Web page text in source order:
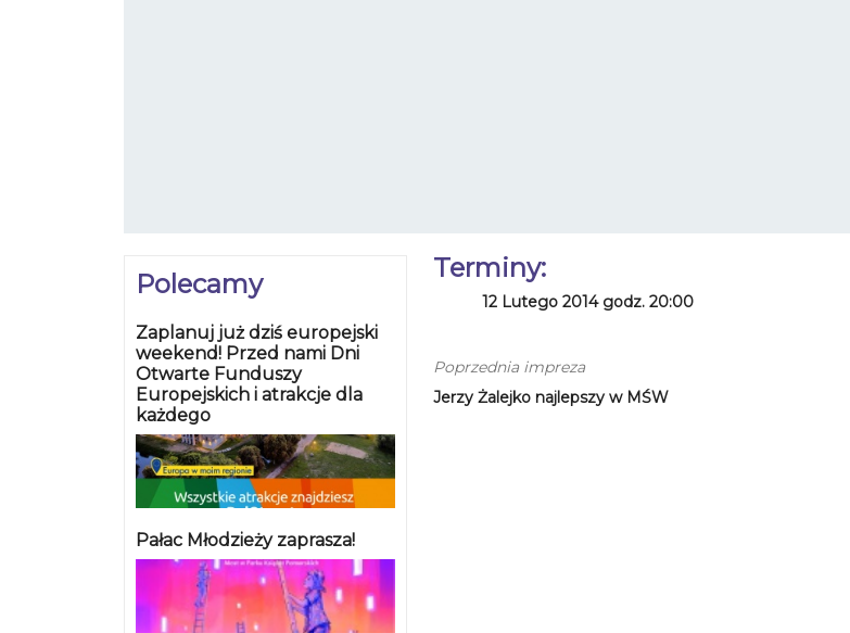
Polecamy
Zaplanuj już dziś europejski
weekend! Przed nami Dni
Otwarte Funduszy
Europejskich i atrakcje dla
każdego
Pałac Młodzieży zaprasza!
Terminy:
12 Lutego 2014 godz. 20:00
Poprzednia impreza
Jerzy Żalejko najlepszy w MŚW